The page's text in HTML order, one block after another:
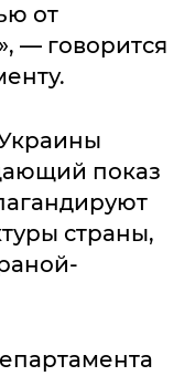
от
— говорится
показ
страны,